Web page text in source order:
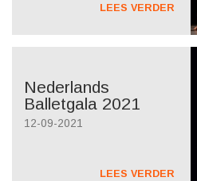
LEES VERDER
Nederlands
Balletgala 2021
12-09-2021
LEES VERDER